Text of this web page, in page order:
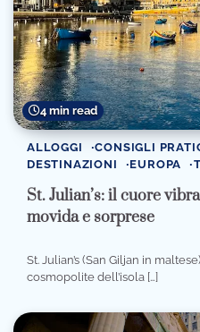
4 min read
ALLOGGI CONSIGLI
DESTINAZIONI
EUROPA
St. Julian’s: il cuore
movida e sorprese
St. Julian’s (San Giljan in
cosmopolite dell’isola […]